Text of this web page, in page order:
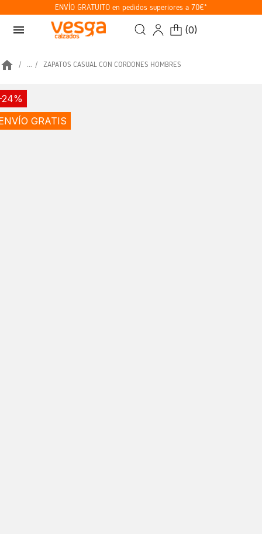
ENVÍO GRATUITO en pedidos superiores a 70€*
menu (0)
home ... ZAPATOS CASUAL CON CORDONES HOMBRES
GRATIS